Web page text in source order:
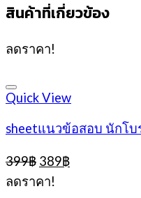
สินค้าที่เกี่ยวข้อง
ลดราคา!
Quick View
sheetแนวข้อสอบ นักโ
399฿ Original
price
was:
389฿Current
ลดราคา!